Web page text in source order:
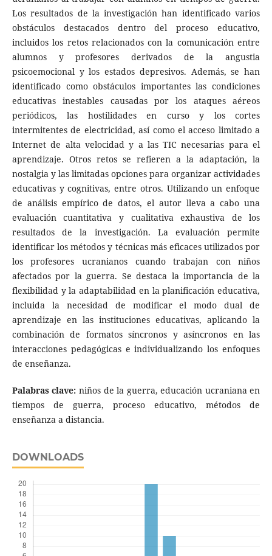
Los resultados de la investigación han identificado varios
obstáculos destacados dentro del proceso educativo,
incluidos los retos relacionados con la comunicación entre
alumnos y profesores derivados de la angustia
psicoemocional y los estados depresivos. Además, se han
identificado como obstáculos importantes las condiciones
educativas inestables causadas por los ataques aéreos
periódicos, las hostilidades en curso y los cortes
intermitentes de electricidad, así como el acceso limitado a
Internet de alta velocidad y a las TIC necesarias para el
aprendizaje. Otros retos se refieren a la adaptación, la
nostalgia y las limitadas opciones para organizar actividades
educativas y cognitivas, entre otros. Utilizando un enfoque
de análisis empírico de datos, el autor lleva a cabo una
evaluación cuantitativa y cualitativa exhaustiva de los
resultados de la investigación. La evaluación permite
identificar los métodos y técnicas más eficaces utilizados por
los profesores ucranianos cuando trabajan con niños
afectados por la guerra. Se destaca la importancia de la
flexibilidad y la adaptabilidad en la planificación educativa,
incluida la necesidad de modificar el modo dual de
aprendizaje en las instituciones educativas, aplicando la
combinación de formatos síncronos y asíncronos en las
interacciones pedagógicas e individualizando los enfoques
de enseñanza.
Palabras clave: niños de la guerra, educación ucraniana en
tiempos de guerra, proceso educativo, métodos de
enseñanza a distancia.
DOWNLOADS